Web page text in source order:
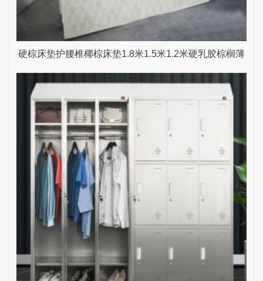
硬棕床垫护腰椎椰棕床垫1.8米1.5米1.2米硬乳胶棕榈薄